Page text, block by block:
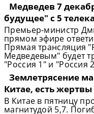
Медведев 7
будущее" с 5
Премьер-министр
прямом эфире
Прямая трансляция
Медведевым" будет
"Россия 1" и "Россия
Землетрясение
Китае, есть
В Китае в пятницу
магнитудой 5,7.